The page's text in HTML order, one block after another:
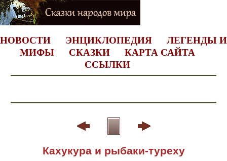
НОВОСТИ ЭНЦИКЛОПЕДИЯ
ЛЕГЕНДЫ И
МИФЫ
СКАЗКИ
КАРТА САЙТА
ССЫЛКИ
Кахукура и рыбаки-туреху